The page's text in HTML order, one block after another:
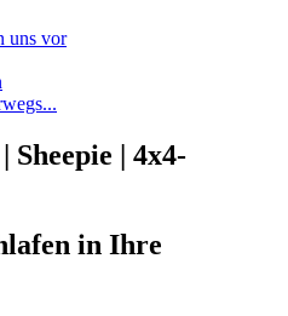
uns vor
Sheepie | 4x4-
in Ihre